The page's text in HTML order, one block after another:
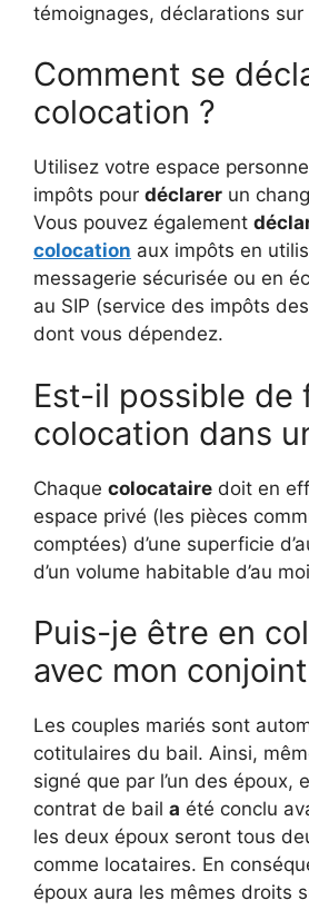
témoignages, déclarations sur
Comment se
colocation ?
Utilisez votre espace
impôts pour déclarer un
Vous pouvez également
colocation aux impôts en
messagerie sécurisée ou en
au SIP (service des impôts
dont vous dépendez.
Est-il possible de
colocation dans
Chaque colocataire doit en
espace privé (les pièces
comptées) d’une superficie
d’un volume habitable d’au
Puis-je être en
avec mon
Les couples mariés sont
cotitulaires du bail. Ainsi,
signé que par l’un des époux,
contrat de bail a été conclu
les deux époux seront tous
comme locataires. En
époux aura les mêmes droits